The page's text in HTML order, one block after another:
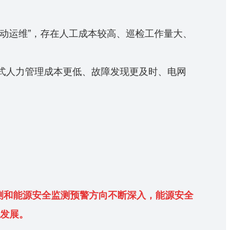
维”，存在人工成本较高、巡检工作量大、
人力管理成本更低、故障发现更及时、电网
能源安全监测预警方向不断深入，能源安全
展。